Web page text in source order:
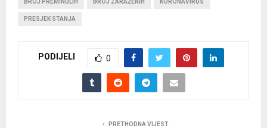
PRESJEK STANJA
PODIJELI 0
PRETHODNA VIJEST